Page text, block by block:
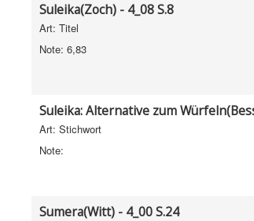
Suleika(Zoch) - 4_08 S.8
Art: Titel
Note: 6,83
Suleika: Alternative zum
Art: Stichwort
Note:
Sumera(Witt) - 4_00 S.24